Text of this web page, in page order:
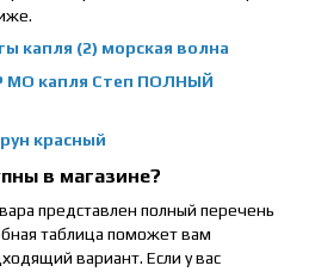
капля (2) морская волна
МО капля Степ ПОЛНЫЙ
красный
в магазине?
представлен полный перечень
таблица поможет вам
вариант. Если у вас